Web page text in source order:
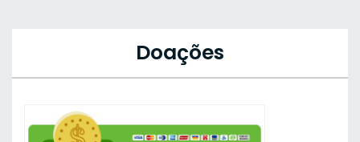
Doações